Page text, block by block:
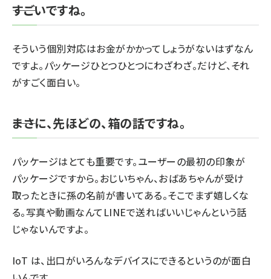
――すごいですね。
そういう個別対応はお金がかかってしょうがないはずなん
ですよ。パッケージひとつひとつにわざわざ。だけど、それ
がすごく面白い。
――まさに、先ほどの、箱の話ですね。
パッケージはとても重要です。ユーザーの最初の印象が
パッケージですから。おじいちゃん、おばあちゃんが受け
取ったときに孫の名前が書いてある。そこでまず嬉しくな
る。写真や動画なんてLINEで送ればいいじゃんという話
じゃないんですよ。
IoT は、出口がいろんなデバイスにできるというのが面白